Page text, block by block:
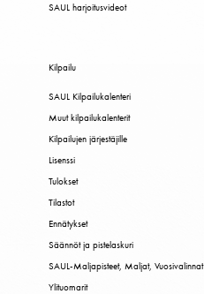
SAUL harjoitusvideot
Kilpailu
SAUL Kilpailukalenteri
Muut kilpailukalenterit
Kilpailujen järjestäjille
Lisenssi
Tulokset
Tilastot
Ennätykset
Säännöt ja pistelaskuri
SAUL-Maljapisteet, Maljat, Vuosivalinnat
Ylituomarit